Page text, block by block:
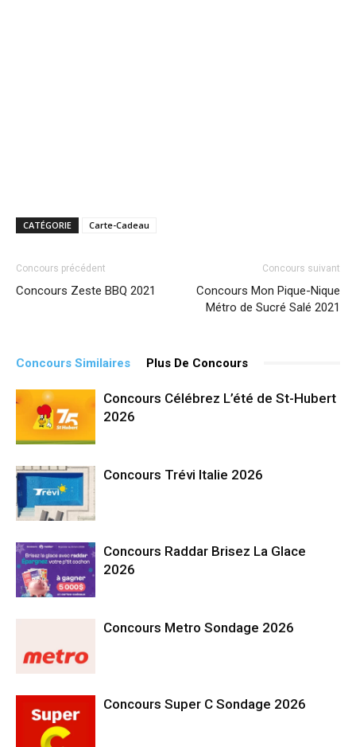
CATÉGORIE Carte-Cadeau
Concours précédent
Concours Zeste BBQ 2021
Concours suivant
Concours Mon Pique-Nique
Métro de Sucré Salé 2021
Concours Similaires Plus De Concours
Concours Célébrez L’été de St-Hubert
2026
Concours Trévi Italie 2026
Concours Raddar Brisez La Glace
2026
Concours Metro Sondage 2026
Concours Super C Sondage 2026